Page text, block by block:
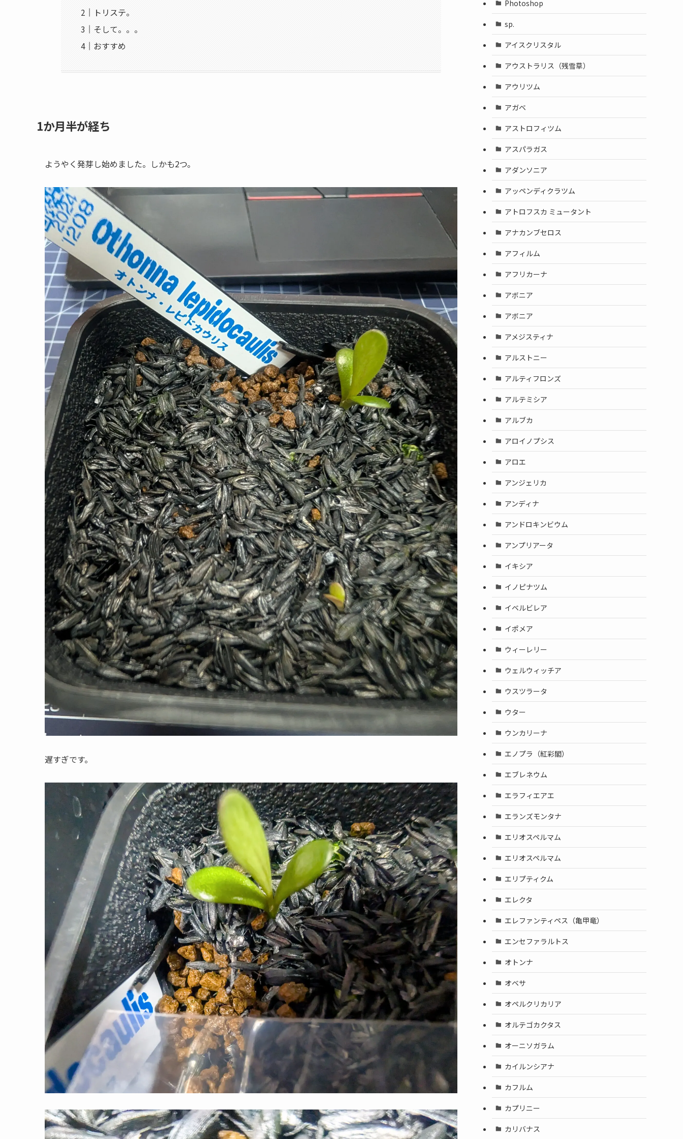
トリステ。
そして。。。
おすすめ
1か月半が経ち
ようやく発芽し始めました。しかも2つ。
遅すぎです。
Photoshop
sp.
アイスクリスタル
アウストラリス（残雪草）
アウリツム
アガベ
アストロフィツム
アスパラガス
アダンソニア
アッペンディクラツム
アトロフスカ ミュータント
アナカンブセロス
アフィルム
アフリカーナ
アボニア
アボニア
アメジスティナ
アルストニー
アルティフロンズ
アルテミシア
アルブカ
アロイノプシス
アロエ
アンジェリカ
アンディナ
アンドロキンビウム
アンプリアータ
イキシア
イノピナツム
イベルビレア
イポメア
ウィーレリー
ウェルウィッチア
ウスツラータ
ウター
ウンカリーナ
エノプラ（紅彩閣）
エブレネウム
エラフィエアエ
エランズモンタナ
エリオスペルマム
エリオスペルマム
エリプティクム
エレクタ
エレファンティペス（亀甲竜）
エンセファラルトス
オトンナ
オベサ
オペルクリカリア
オルテゴカクタス
オーニソガラム
カイルンシアナ
カフルム
カプリニー
カリバナス